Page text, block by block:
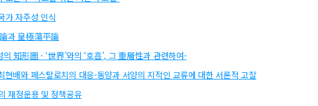
가 자주성 인식
과 皇極蕩平論
知形圖 - ‘世界’와의 ‘호흡’, 그 重層性과 관련하여-
현배와 페스탈로치의 대응-동양과 서양의 지적인 교류에 대한 서론적 고찰
재정운용 및 정책공유